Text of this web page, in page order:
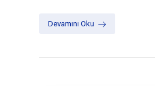
Devamını Oku